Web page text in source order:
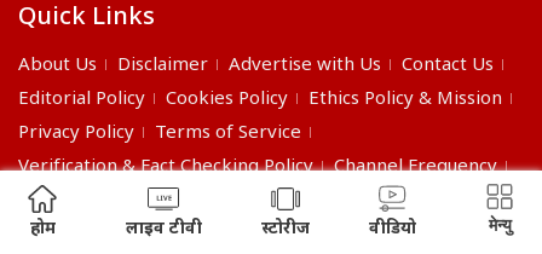
Quick Links
About Us Disclaimer Advertise with Us
Contact Us
Editorial Policy
Cookies Policy
Ethics Policy & Mission
Privacy Policy
Terms of Service
Verification & Fact Checking Policy
Channel Frequency
©2026 India Daily. All right reserved.
होम लाइव टीवी स्टोरीज वीडियो मेन्यु